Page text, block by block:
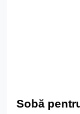
Sobă